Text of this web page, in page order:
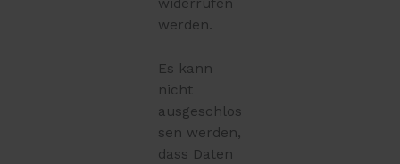
widerrufen
werden.
Es kann
nicht
ausgeschlos
sen werden,
dass Daten